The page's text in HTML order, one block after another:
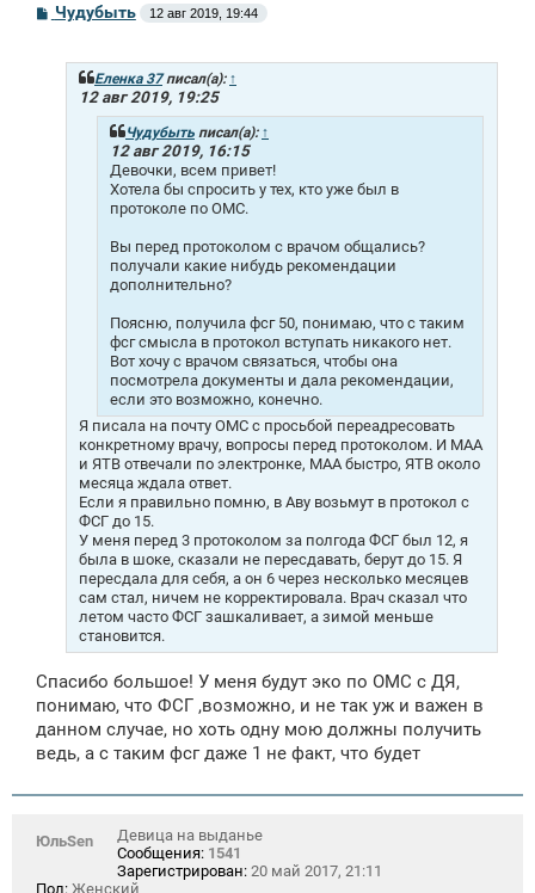
СЧудубыть 12 авг 2019, 19:44
Еленка 37писал(а): ↑
12 авг 2019, 19:25
Чудубыть писал(а): ↑
12 авг 2019, 16:15
Девочки, всем привет!
Хотела бы спросить у тех, кто уже был в
протоколе по ОМС.
Вы перед протоколом с врачом общались?
получали какие нибудь рекомендации
дополнительно?
Поясню, получила фсг 50, понимаю, что с таким
фсг смысла в протокол вступать никакого нет.
Вот хочу с врачом связаться, чтобы она
посмотрела документы и дала рекомендации,
если это возможно, конечно.
Я писала на почту ОМС с просьбой переадресовать
конкретному врачу, вопросы перед протоколом. И МАА
и ЯТВ отвечали по электронке, МАА быстро, ЯТВ около
месяца ждала ответ.
Если я правильно помню, в Аву возьмут в протокол с
ФСГ до 15.
У меня перед 3 протоколом за полгода ФСГ был 12, я
была в шоке, сказали не пересдавать, берут до 15. Я
пересдала для себя, а он 6 через несколько месяцев
сам стал, ничем не корректировала. Врач сказал что
летом часто ФСГ зашкаливает, а зимой меньше
становится.
Спасибо большое! У меня будут эко по ОМС с ДЯ,
понимаю, что ФСГ ,возможно, и не так уж и важен в
данном случае, но хоть одну мою должны получить
ведь, а с таким фсг даже 1 не факт, что будет
ЮльSen
Девица на выданье
Сообщения: 1541
Зарегистрирован: 20 май 2017, 21:11
Пол: Женский